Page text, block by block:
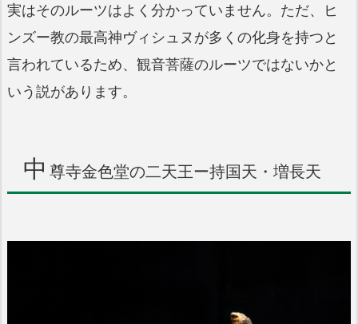
実はそのルーツはよく分かっていません。ただ、ヒ
ンズー教の最高神ヴィシュヌが多くの化身を持つと
言われているため、観音菩薩のルーツではないかと
いう説があります。
中 尊寺金色堂の二天王ー持国天・増長天